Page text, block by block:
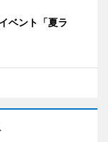
ベント「夏ラ